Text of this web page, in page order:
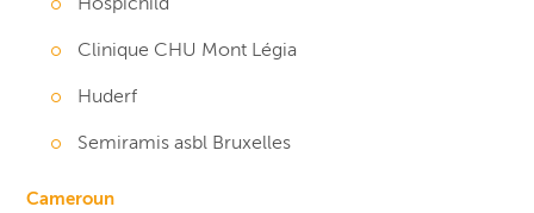
Clinique CHU Mont Légia
Huderf
Semiramis asbl Bruxelles
Cameroun